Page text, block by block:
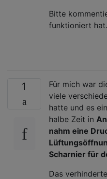
Bitte
funktioniert
1
Für mich war
viele
hatte und es
halbe Zeit in
nahm eine
Scharnier für
Das